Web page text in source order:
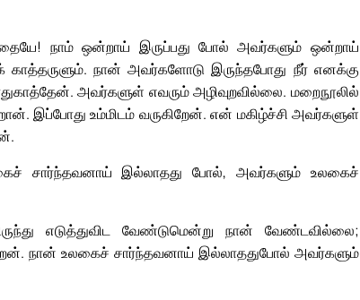
நாம் ஒன்றாய் இருப்பது போல் அவர்களும் ஒன்றாய்
நான் அவர்களோடு இருந்தபோது நீர் எனக்கு
அவர்களுள் எவரும் அழிவுறவில்லை. மறைநூலில்
இப்போது உம்மிடம் வருகிறேன். என் மகிழ்ச்சி அவர்களுள்
சார்ந்தவனாய் இல்லாதது போல், அவர்களும் உலகைச்
எடுத்துவிட வேண்டுமென்று நான் வேண்டவில்லை;
நான் உலகைச் சார்ந்தவனாய் இல்லாததுபோல் அவர்களும்